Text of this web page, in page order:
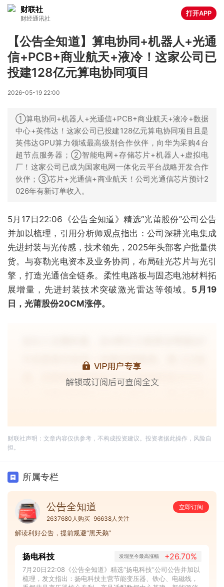
财联社
财经通讯社
打开APP
【公告全知道】算电协同+机器人+光通
信+PCB+商业航天+液冷！这家公司已
投建128亿元算电协同项目
2026-05-19 22:00
①算电协同+机器人+光通信+PCB+商业航天+液冷+数据
中心+英伟达！这家公司已投建128亿元算电协同项目且是
英伟达GPU算力领域最高级别合作伙伴，向华为采购4台
超节点服务器；②智能电网+存储芯片+机器人+虚拟电
厂！这家公司已成为国家电网一体化云平台战略开发合作
伙伴；③芯片+光通信+商业航天！公司光通信芯片预计2
026年有新订单收入。
5月17日22:06《公告全知道》精选“光莆股份”公司公告
并加以梳理，引用分析师观点指出：公司深耕光电集成
先进封装与光传感，技术领先，2025年头部客户批量供
货。与赛勒光电资本及业务协同，布局硅光芯片与光引
擎，打造光通信全链条。柔性电路板与固态电池材料拓
展增量，先进封装技术突破激光雷达等领域。 5月19
日，光莆股份20CM涨停。
财联社声明：文章内容仅供参考，不构成投资建议。投资者据此操作，风险自
担。
所属专栏
公告全知道
立即订阅
2637680人购买 96638人关注
解读利好公告，提前规避“黑天鹅”
扬电科技 发现至今最高涨幅 +26.70%
7月20日22:08《公告全知道》精选“扬电科技”公司公告并加以
梳理，发文指出：扬电科技主营节能变压器、铁心、电磁线，